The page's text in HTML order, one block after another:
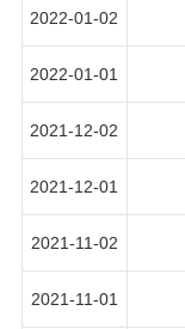
2022-01-02
2022-01-01
2021-12-02
2021-12-01
2021-11-02
2021-11-01